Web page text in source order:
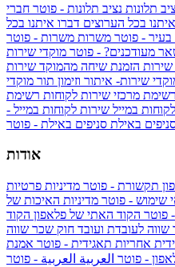
תלונות נציב תלונות - פוטר חברי
בכל הערוצים דברו איתנו בכל
בעיר - פוטר משרות משרות - פוטר
מעודכנים? - פוטר מוקדי שירות
שירות הזמנת שיחה מהמוקד שירות
שירות- איתור וזימון תור מוקדי
רשימת מרכזי שירות לקוחות רשימת
במייל שירות לקוחות במייל -
באילת סניפים באילת - פוטר
אודות
תקשורת - פוטר מדיניות פרטיות
שימוש - פוטר מדיניות האיכות של
פוטר הקוד האתי של פלאפון הקוד
לעובדת ועובד חוק שכר שווה
אחריות תאגידית - פוטר אמנת
- פוטר العربية العربية - פוטר